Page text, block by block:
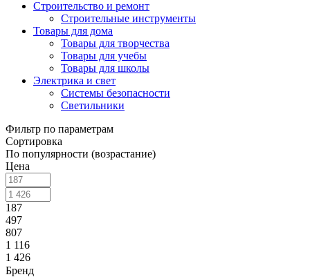
Строительство и ремонт
Строительные инструменты
Товары для дома
Товары для творчества
Товары для учебы
Товары для школы
Электрика и свет
Системы безопасности
Светильники
Фильтр по параметрам
Сортировка
По популярности (возрастание)
Цена
187
497
807
1 116
1 426
Бренд